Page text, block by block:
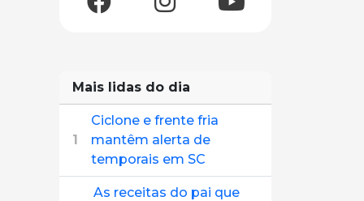
Mais lidas do dia
1
Ciclone e frente fria
mantêm alerta de
temporais em SC
As receitas do pai que